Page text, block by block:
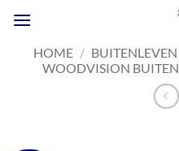
naar
inhoudHOME / BUITENLEVEN
WOODVISION